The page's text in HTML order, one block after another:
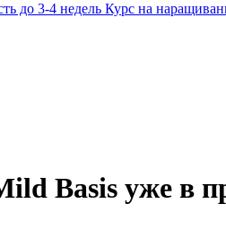
до 3-4 недель Курс на
Basis уже в